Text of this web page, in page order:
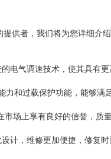
供者，我们将为您详细介
电气调速技术，使其具有
力和过载保护功能，能够满
市场上享有良好的信誉，质
计，维修更加便捷，修复